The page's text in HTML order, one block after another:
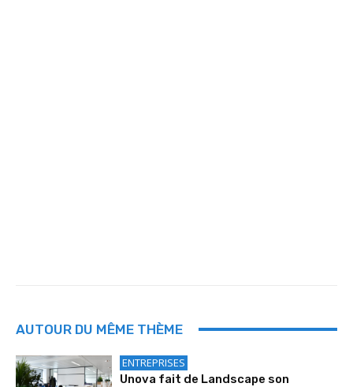
AUTOUR DU MÊME THÈME
ENTREPRISES
Unova fait de Landscape son